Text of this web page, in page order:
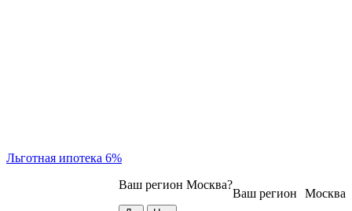
Льготная ипотека 6%
Москва
Ваш регион
Ваш регион Москва?